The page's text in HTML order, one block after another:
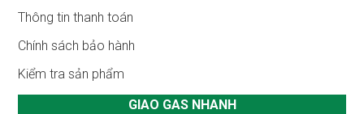
Thông tin thanh toán
Chính sách bảo hành
Kiểm tra sản phẩm
GIAO GAS NHANH